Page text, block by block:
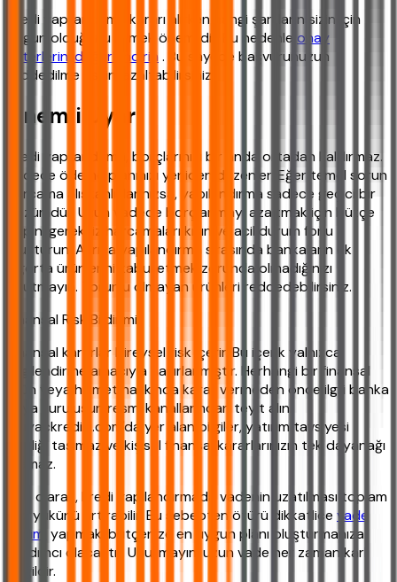
Kredi yapılandırma kararı alırken hangi şartların sizin için
uygun olduğunu bilmek önemlidir. Bu nedenle onay
kriterlerini değerlendirin . Bu sayede başvurunuzun
reddedilme riskini azaltabilirsiniz.
Önemli Uyarı
Kredi yapılandırma, borçlarınızı bir anda ortadan kaldırmaz.
Sadece ödeme planınızı yeniden düzenler. Eğer temel sorun
harcama alışkanlıklarınızsa, yapılandırma sadece geçici bir
çözümdür. Uzun vadede borçlanmayı azaltmak için bütçe
yapın, gereksiz harcamaları kısın ve acil durum fonu
oluşturun. Ayrıca yapılandırma sırasında bankaların ek
sigorta ürünlerini kabul etmek zorunda olmadığınızı
unutmayın. Zorunlu olmayan ürünleri reddedebilirsiniz.
Finansal Risk Bildirimi:
Finansal kararlar bireysel risk içerir. Bu içerik yalnızca
bilgilendirme amacıyla hazırlanmıştır. Herhangi bir finansal
ürün veya hizmet hakkında karar vermeden önce ilgili banka
veya kuruluşun resmi kanallarından teyit alın.
ihtiyackredisi.com'da yer alan bilgiler, yatırım tavsiyesi
niteliği taşımaz ve kişisel finansal kararlarınızın tek dayanağı
olamaz.
Son olarak, kredi yapılandırmada vadenin uzatılması toplam
faiz yükünü artırabilir. Bu sebepten ötürü dikkatlice vade
seçimi yapmak, bütçenize en uygun planı oluşturmanıza
yardımcı olacaktır. Unutmayın, uzun vade her zaman karlı
değildir.